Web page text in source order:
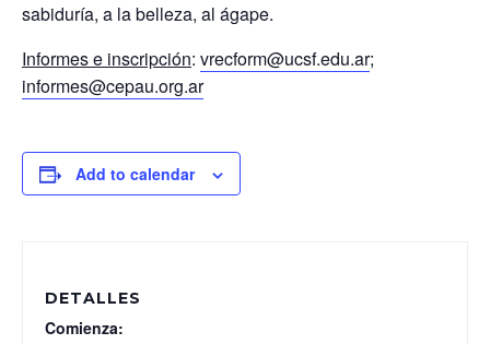
sabiduría, a la belleza, al ágape.
Informes e inscripción: vrecform@ucsf.edu.ar;
informes@cepau.org.ar
Add to calendar
DETALLES
Comienza: